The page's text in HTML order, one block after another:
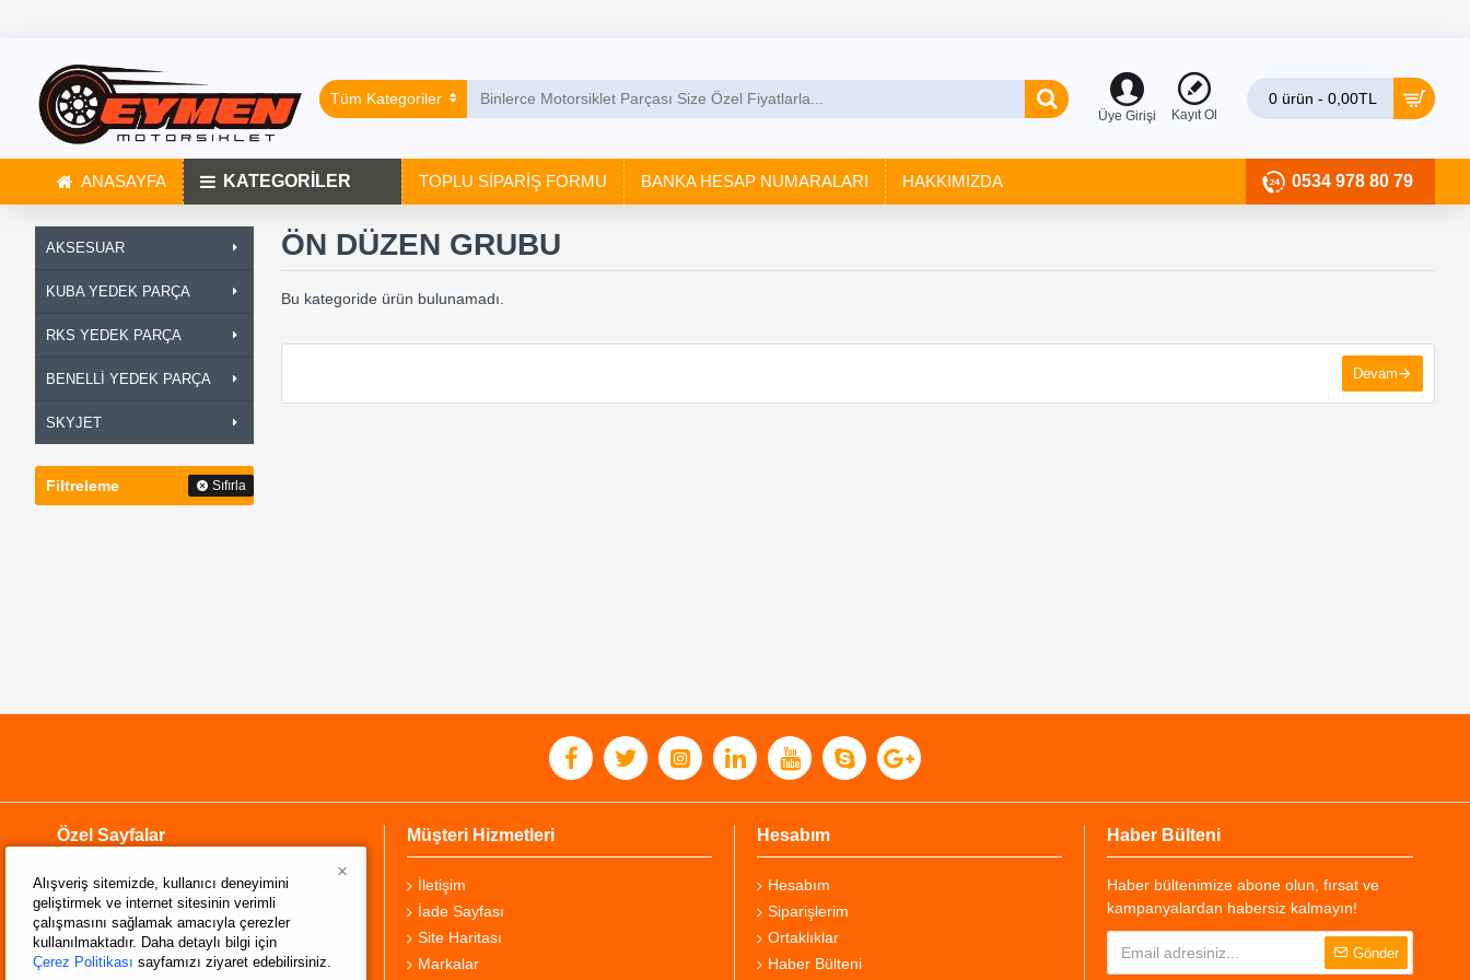
Tüm Kategoriler
Üye Girişi Kayıt Ol
0 ürün - 0,00TL
ANASAYFA KATEGORİLER TOPLU SİPARİŞ FORMU BANKA HESAP NUMARALARI HAKKIMIZDA 0534 978 80 79
AKSESUAR
KUBA YEDEK PARÇA
RKS YEDEK PARÇA
BENELLİ YEDEK PARÇA
SKYJET
Filtreleme Sıfırla
ÖN DÜZEN GRUBU
Bu kategoride ürün bulunamadı.
Devam
Özel Sayfalar
Hakkımızda
Teslimat Bilgisi
Gizlilik Sözleşmesi
Şartlar ve Koşullar
Müşteri Hizmetleri
İletişim
İade Sayfası
Site Haritası
Markalar
Hesabım
Hesabım
Siparişlerim
Ortaklıklar
Haber Bülteni
Haber Bülteni
Haber bültenimize abone olun, fırsat ve
kampanyalardan habersiz kalmayın!
Gönder
Alışveriş sitemizde, kullanıcı deneyimini
geliştirmek ve internet sitesinin verimli
çalışmasını sağlamak amacıyla çerezler
kullanılmaktadır. Daha detaylı bilgi için
Çerez Politikası sayfamızı ziyaret edebilirsiniz.
×